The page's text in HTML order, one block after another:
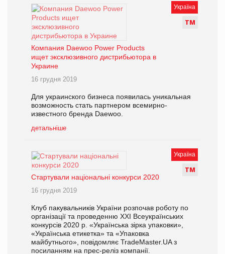
Україна
ТМ
Компания Daewoo Power Products
ищет эксклюзивного дистрибьютора в
Украине
16 грудня 2019
Для украинского бизнеса появилась уникальная
возможность стать партнером всемирно-
известного бренда Daewoo.
детальніше
Україна
ТМ
Стартували національні конкурси 2020
16 грудня 2019
Клуб пакувальників України розпочав роботу по
організації та проведенню XXI Всеукраїнських
конкурсів 2020 р. «Українська зірка упаковки»,
«Українська етикетка» та «Упаковка
майбутнього», повідомляє TradeMaster.UA з
посиланням на прес-реліз компанії.